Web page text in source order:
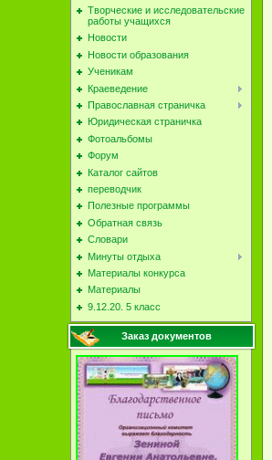
Творческие и исследовательские
работы учащихся
Новости
Новости образования
Ученикам
Краеведение
Православная страничка
Юридическая страничка
Фотоальбомы
Форум
Каталог сайтов
переводчик
Полезные программы
Обратная связь
Словари
Минуты отдыха
Материалы конкурса
Материалы
9.12.20. 5 класс
Заказ документов